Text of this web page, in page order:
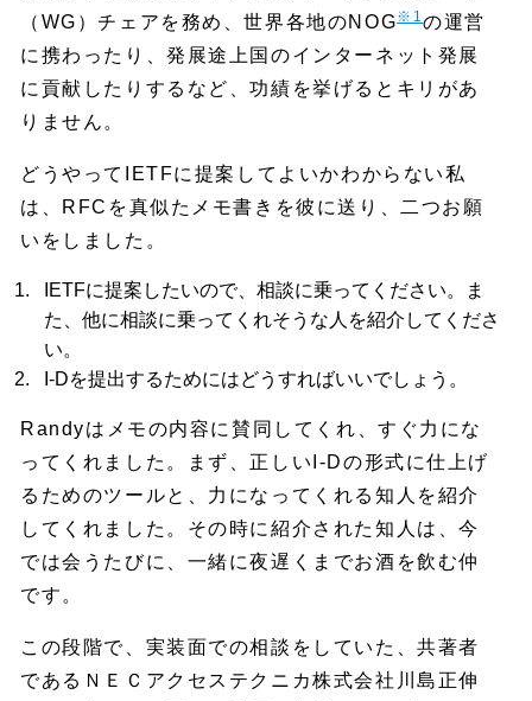
（WG）チェアを務め、世界各地のNOG※1 の運営
に携わったり、発展途上国のインターネット発展
に貢献したりするなど、功績を挙げるとキリがあ
りません。
どうやってIETFに提案してよいかわからない私
は、RFCを真似たメモ書きを彼に送り、二つお願
いをしました。
IETFに提案したいので、相談に乗ってください。ま
た、他に相談に乗ってくれそうな人を紹介してくださ
い。
I-Dを提出するためにはどうすればいいでしょう。
Randyはメモの内容に賛同してくれ、すぐ力にな
ってくれました。まず、正しいI-Dの形式に仕上げ
るためのツールと、力になってくれる知人を紹介
してくれました。その時に紹介された知人は、今
では会うたびに、一緒に夜遅くまでお酒を飲む仲
です。
この段階で、実装面での相談をしていた、共著者
であるＮＥＣアクセステクニカ株式会社川島正伸